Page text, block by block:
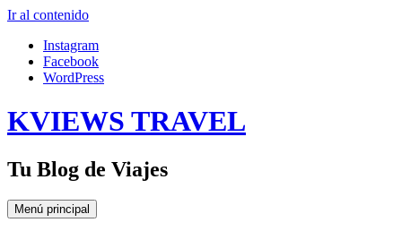
Ir al contenido
Instagram
Facebook
WordPress
KVIEWS TRAVEL
Tu Blog de Viajes
Menú principal